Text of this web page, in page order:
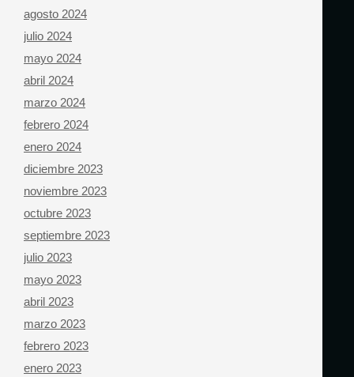
agosto 2024
julio 2024
mayo 2024
abril 2024
marzo 2024
febrero 2024
enero 2024
diciembre 2023
noviembre 2023
octubre 2023
septiembre 2023
julio 2023
mayo 2023
abril 2023
marzo 2023
febrero 2023
enero 2023